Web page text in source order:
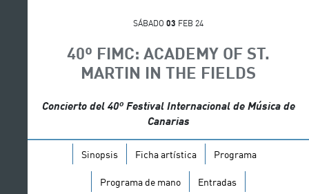
SÁBADO 03 FEB 24
40º FIMC: ACADEMY OF ST.
MARTIN IN THE FIELDS
Concierto del 40º Festival Internacional de Música de
Canarias
Sinopsis Ficha artística Programa
Programa de mano Entradas